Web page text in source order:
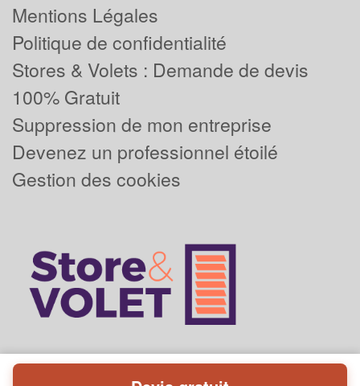
Mentions Légales
Politique de confidentialité
Stores & Volets : Demande de devis
100% Gratuit
Suppression de mon entreprise
Devenez un professionnel étoilé
Gestion des cookies